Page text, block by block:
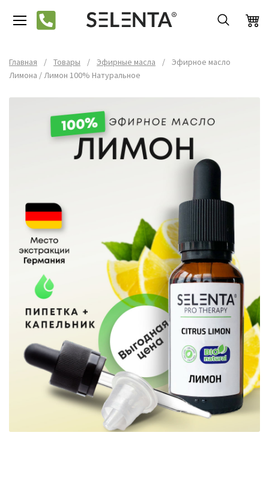
Главная / Товары / Эфирные масла /
Эфирное масло
Лимона / Лимон 100% Натуральное